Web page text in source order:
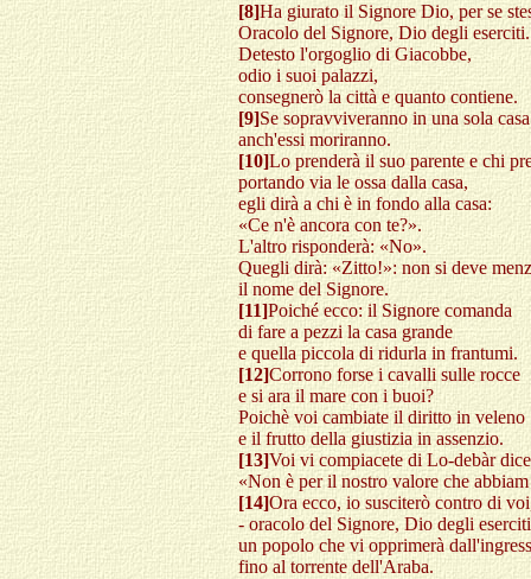
[8]Ha giurato il Signore Dio, per se
Oracolo del Signore, Dio degli eserciti.
Detesto l'orgoglio di Giacobbe,
odio i suoi palazzi,
consegnerò la città e quanto contiene.
[9]Se sopravviveranno in una sola
anch'essi moriranno.
[10]Lo prenderà il suo parente e chi
portando via le ossa dalla casa,
egli dirà a chi è in fondo alla casa:
«Ce n'è ancora con te?».
L'altro risponderà: «No».
Quegli dirà: «Zitto!»: non si deve
il nome del Signore.
[11]Poiché ecco: il Signore comanda
di fare a pezzi la casa grande
e quella piccola di ridurla in frantumi.
[12]Corrono forse i cavalli sulle rocce
e si ara il mare con i buoi?
Poichè voi cambiate il diritto in veleno
e il frutto della giustizia in assenzio.
[13]Voi vi compiacete di Lo-debàr
«Non è per il nostro valore che
[14]Ora ecco, io susciterò contro di
- oracolo del Signore, Dio degli
un popolo che vi opprimerà
fino al torrente dell'Araba.